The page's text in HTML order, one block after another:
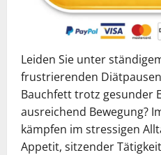
Leiden Sie unter
frustrierenden
Bauchfett trotz gesunder
ausreichend Bewegung?
kämpfen im stressigen
Appetit, sitzender